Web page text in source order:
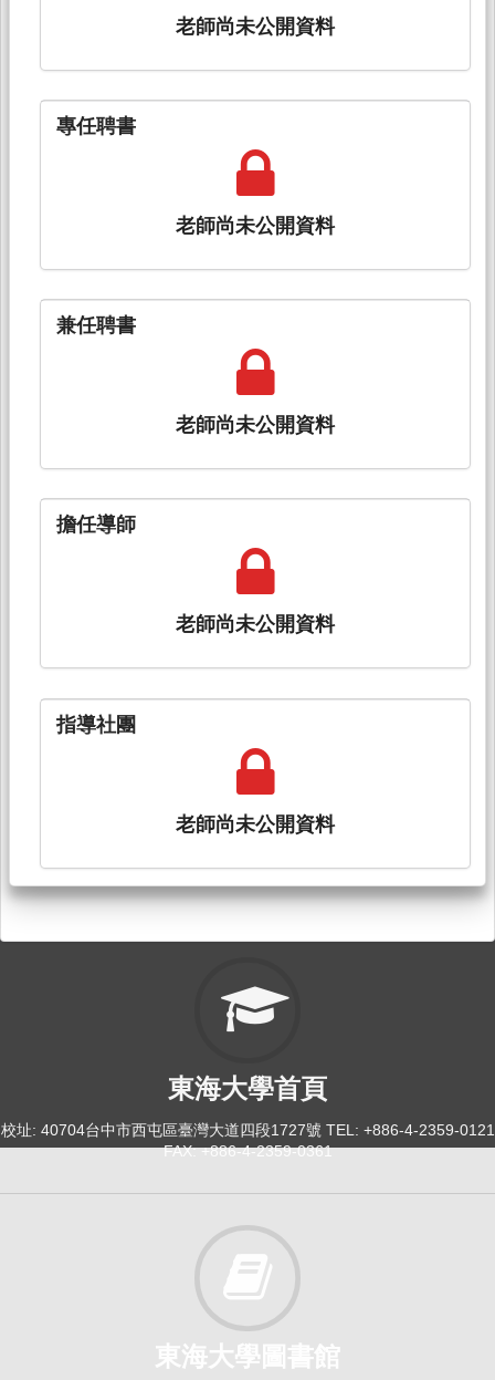
老師尚未公開資料
專任聘書
老師尚未公開資料
兼任聘書
老師尚未公開資料
擔任導師
老師尚未公開資料
指導社團
老師尚未公開資料
東海大學首頁
校址: 40704台中市西屯區臺灣大道四段1727號 TEL: +886-4-2359-0121
FAX: +886-4-2359-0361
東海大學圖書館